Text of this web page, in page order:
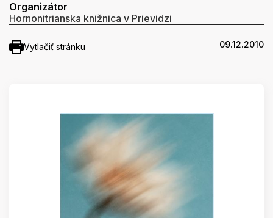
Organizátor
Hornonitrianska knižnica v Prievidzi
Vytlačiť stránku 09.12.2010